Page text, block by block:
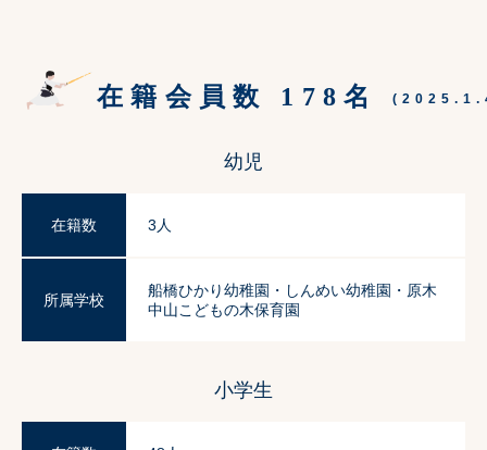
在籍会員数 178名
幼児
在籍数 3人
所属学校
船橋ひかり幼稚園・しんめい幼稚園・原木
中山こどもの木保育園
小学生